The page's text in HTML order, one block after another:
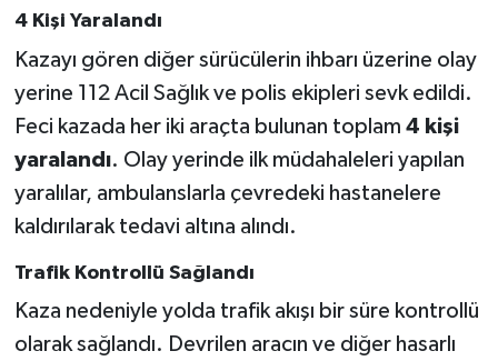
4 Kişi Yaralandı
Kazayı gören diğer sürücülerin ihbarı üzerine olay
yerine 112 Acil Sağlık ve polis ekipleri sevk edildi.
Feci kazada her iki araçta bulunan toplam 4 kişi
yaralandı. Olay yerinde ilk müdahaleleri yapılan
yaralılar, ambulanslarla çevredeki hastanelere
kaldırılarak tedavi altına alındı.
Trafik Kontrollü Sağlandı
Kaza nedeniyle yolda trafik akışı bir süre kontrollü
olarak sağlandı. Devrilen aracın ve diğer hasarlı